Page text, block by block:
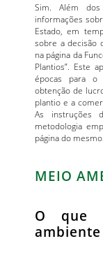
Sim. Além
informações
Estado, em
sobre a decisão
na página da
Plantios”. Este
épocas para o
obtenção de
plantio e a
As instruções
metodologia
página do mesmo.
MEIO
O que
ambiente